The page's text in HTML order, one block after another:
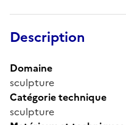
Description
Domaine
sculpture
Catégorie technique
sculpture